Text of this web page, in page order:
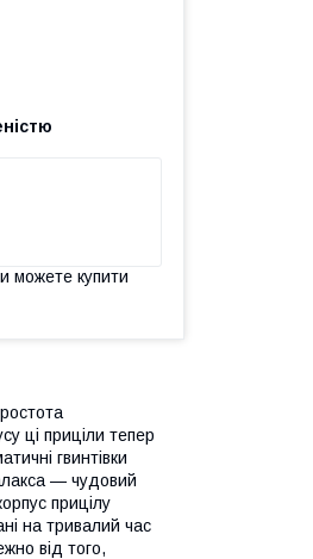
можете купити
ці приціли тепер
гвинтівки
— чудовий
прицілу
на тривалий час
від того,